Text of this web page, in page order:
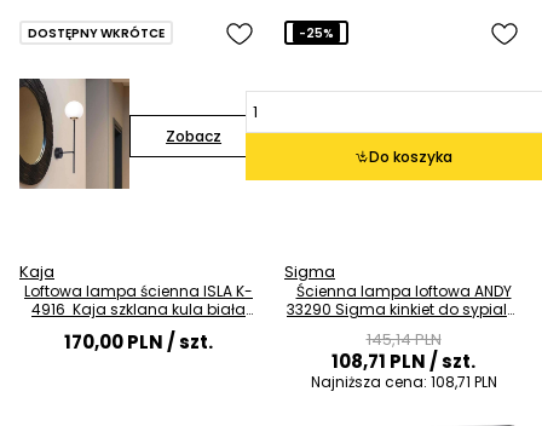
Zobacz
DOSTĘPNY WKRÓTCE
Kaja
Loftowa lampa ścienna ISLA K-
4916 Kaja szklana kula biała
170,00 PLN/ szt.
Do koszyka
-25%
Sigma
Ścienna lampa loftowa ANDY
33290 Sigma kinkiet do sypialni
145,14 PLN
108,71 PLN/ szt.
Najniższa cena: 108,71 PLN